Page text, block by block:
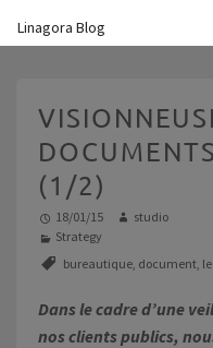
(1/2)
18/01/15
studio
Strategy
bureautique, document,
Dans le cadre d’une
nos clients publics,
Linagora Blog